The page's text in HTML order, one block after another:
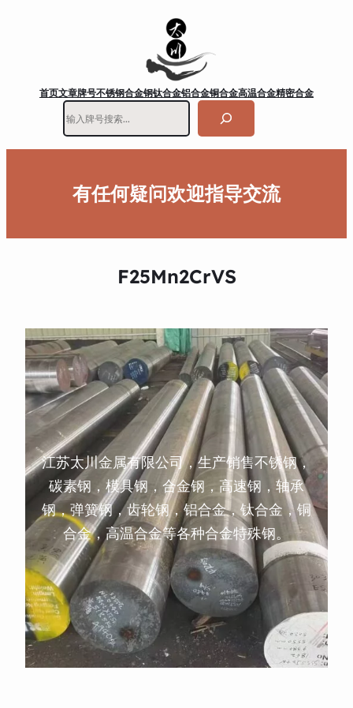
首页文章牌号不锈钢合金钢钛合金铝合金铜合金高温合金精密合金
有任何疑问欢迎指导交流
F25Mn2CrVS
江苏太川金属有限公司，生产销售不锈钢，
碳素钢，模具钢，合金钢，高速钢，轴承
钢，弹簧钢，齿轮钢，铝合金，钛合金，铜
合金，高温合金等各种合金特殊钢。